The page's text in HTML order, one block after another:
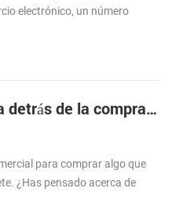
electrónico, un número
Papel térmico: la Ciencia detrás de la compra de entradas
para comprar algo que
¿Has pensado acerca de